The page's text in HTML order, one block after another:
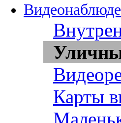
Карты